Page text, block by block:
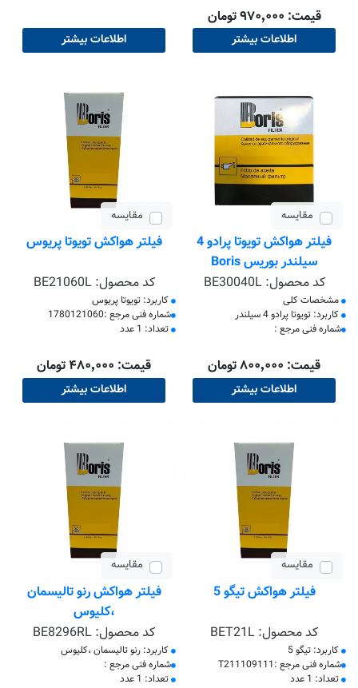
قیمت: ۹۷۰٬۰۰۰ تومان
اطلاعات بیشتر اطلاعات بیشتر
مقایسه
فیلتر هواکش تویوتا پرادو 4
سیلندر بوریس Boris
کد محصول:BE30040L
مشخصات کلی
کاربرد: تویوتا پرادو 4 سیلندر
​شماره فنی مرجع :
قیمت: ۸۰۰٬۰۰۰ تومان
اطلاعات بیشتر
مقایسه
فیلتر هواکش تویوتا پریوس
کد محصول:BE21060L
کاربرد: تویوتا پریوس
​شماره فنی مرجع :1780121060
تعداد: 1 عدد
قیمت: ۴۸۰٬۰۰۰ تومان
اطلاعات بیشتر
مقایسه
فیلتر هواکش تیگو 5
کد محصول: BET21L
کاربرد: تیگو 5
​شماره فنی مرجع :T211109111
تعداد: 1 عدد
مقایسه
فیلتر هواکش رنو تالیسمان
،کلیوس
کد محصول: BE8296RL
کاربرد: رنو تالیسمان ،کلیوس
​شماره فنی مرجع :
تعداد: 1 عدد